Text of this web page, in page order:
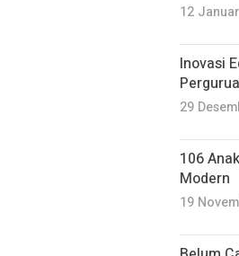
12
Inovasi
29
106
Modern
19